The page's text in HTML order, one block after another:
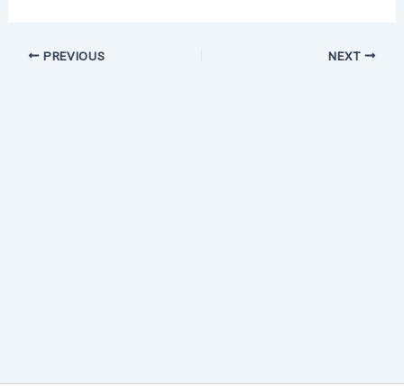
PREVIOUS NEXT